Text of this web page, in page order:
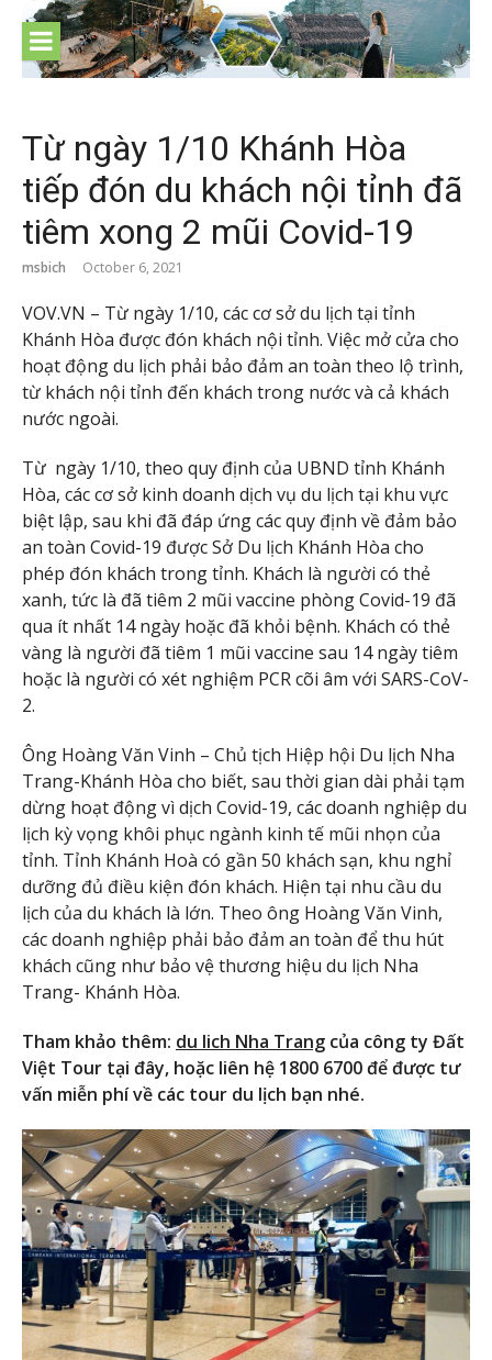
content
Từ ngày 1/10 Khánh Hòa
tiếp đón du khách nội tỉnh đã
tiêm xong 2 mũi Covid-19
msbich October 6, 2021
VOV.VN – Từ ngày 1/10, các cơ sở du lịch tại tỉnh
Khánh Hòa được đón khách nội tỉnh. Việc mở cửa cho
hoạt động du lịch phải bảo đảm an toàn theo lộ trình,
từ khách nội tỉnh đến khách trong nước và cả khách
nước ngoài.
Từ ngày 1/10, theo quy định của UBND tỉnh Khánh
Hòa, các cơ sở kinh doanh dịch vụ du lịch tại khu vực
biệt lập, sau khi đã đáp ứng các quy định về đảm bảo
an toàn Covid-19 được Sở Du lịch Khánh Hòa cho
phép đón khách trong tỉnh. Khách là người có thẻ
xanh, tức là đã tiêm 2 mũi vaccine phòng Covid-19 đã
qua ít nhất 14 ngày hoặc đã khỏi bệnh. Khách có thẻ
vàng là người đã tiêm 1 mũi vaccine sau 14 ngày tiêm
hoặc là người có xét nghiệm PCR cõi âm với SARS-CoV-
2.
Ông Hoàng Văn Vinh – Chủ tịch Hiệp hội Du lịch Nha
Trang-Khánh Hòa cho biết, sau thời gian dài phải tạm
dừng hoạt động vì dịch Covid-19, các doanh nghiệp du
lịch kỳ vọng khôi phục ngành kinh tế mũi nhọn của
tỉnh. Tỉnh Khánh Hoà có gần 50 khách sạn, khu nghỉ
dưỡng đủ điều kiện đón khách. Hiện tại nhu cầu du
lịch của du khách là lớn. Theo ông Hoàng Văn Vinh,
các doanh nghiệp phải bảo đảm an toàn để thu hút
khách cũng như bảo vệ thương hiệu du lịch Nha
Trang- Khánh Hòa.
Tham khảo thêm: du lich Nha Trang của công ty Đất
Việt Tour tại đây, hoặc liên hệ 1800 6700 để được tư
vấn miễn phí về các tour du lịch bạn nhé.